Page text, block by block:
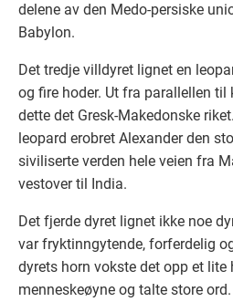
delene av den Medo-persiske
Babylon.
Det tredje villdyret lignet en
og fire hoder. Ut fra parallellen
dette det Gresk-Makedonske
leopard erobret Alexander den
siviliserte verden hele veien fra
vestover til India.
Det fjerde dyret lignet ikke noe
var fryktinngytende, forferdelig
dyrets horn vokste det opp et lite
menneskeøyne og talte store ord.